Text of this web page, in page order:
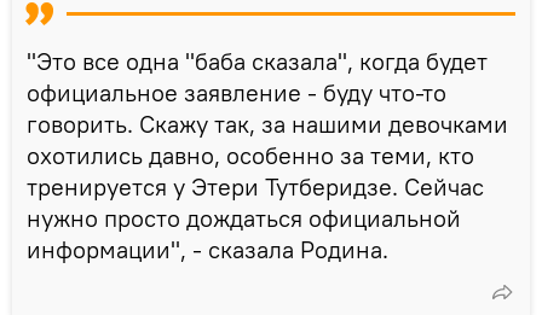
"Это все одна "баба сказала", когда будет
официальное заявление - буду что-то
говорить. Скажу так, за нашими девочками
охотились давно, особенно за теми, кто
тренируется у Этери Тутберидзе. Сейчас
нужно просто дождаться официальной
информации", - сказала Родина.